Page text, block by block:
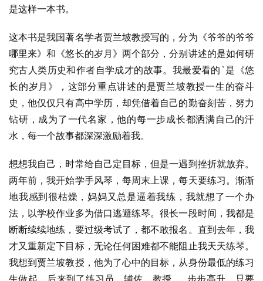
是这样一本书。
这本书是我国著名学者贾兰坡教授写的，分为《爷爷的爷爷
哪里来》和《悠长的岁月》两个部分，分别讲述的是如何研
究古人类历史和作者自学成才的故事。我最爱看的`是《悠
长的岁月》，这部分重点讲述的是贾兰坡教授一生的奋斗
史，他仅仅只有高中学历，却凭借着自己的勤奋刻苦，努力
钻研，成为了一代名家，他的每一步成长都洒满自己的汗
水，每一个故事都深深激励着我。
想想我自己，时常给自己定目标，但是一遇到挫折就放弃。
两年前，我开始学手风琴，每周末上课，每天要练习。渐渐
地我感到很枯燥，妈妈又总是逼着我练，我就想了一个办
法，以学校作业多为借口逃避练琴。很长一段时间，我都是
断断续续地练，要过级考试了，都不敢报名。直到去年，我
才又重新定下目标，无论任何困难都不能阻止我天天练琴。
我想到贾兰坡教授，他为了心中的目标，从身份最低的练习
生做起，后来到了练习员、辅佐、教授……步步高升。只要